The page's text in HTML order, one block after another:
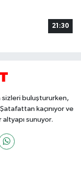
21:30
buluştururken,
kaçınıyor ve
sunuyor.